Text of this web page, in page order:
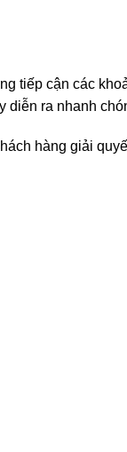
tiếp cận các
diễn ra nhanh
hàng giải